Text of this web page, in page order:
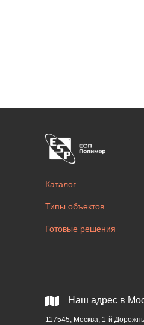
Наш адрес в
117545, Москва, 1-й
Готовые решения
Каталог
Типы объектов